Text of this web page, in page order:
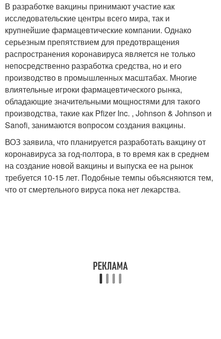
В разработке вакцины принимают участие как
исследовательские центры всего мира, так и
крупнейшие фармацевтические компании. Однако
серьезным препятствием для предотвращения
распространения коронавируса является не только
непосредственно разработка средства, но и его
производство в промышленных масштабах. Многие
влиятельные игроки фармацевтического рынка,
обладающие значительными мощностями для такого
производства, такие как Pfizer Inc. , Johnson & Johnson и
Sanofi, занимаются вопросом создания вакцины.
ВОЗ заявила, что планируется разработать вакцину от
коронавируса за год-полтора, в то время как в среднем
на создание новой вакцины и выпуска ее на рынок
требуется 10-15 лет. Подобные темпы объясняются тем,
что от смертельного вируса пока нет лекарства.